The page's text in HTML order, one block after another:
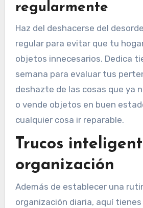
regularmente
Haz del deshacerse del
regular para evitar que tu
objetos innecesarios. Dedica
semana para evaluar tus
deshazte de las cosas que ya
o vende objetos en buen
cualquier cosa ir reparable.
Trucos
organización
Además de establecer una
organización diaria, aquí